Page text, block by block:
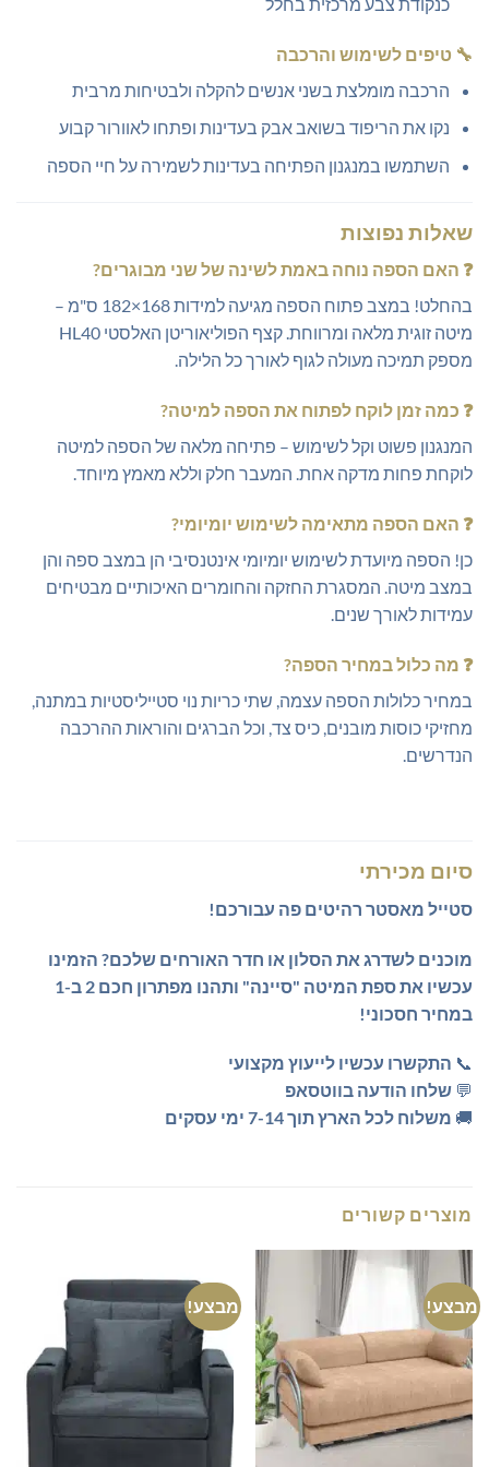
🔧 טיפים לשימוש והרכבה
הרכבה מומלצת בשני אנשים להקלה ולבטיחות מרבית
נקו את הריפוד בשואב אבק בעדינות ופתחו לאוורור קבוע
השתמשו במנגנון הפתיחה בעדינות לשמירה על חיי הספה
שאלות נפוצות
❓ האם הספה נוחה באמת לשינה של שני מבוגרים?
בהחלט! במצב פתוח הספה מגיעה למידות 168×182 ס"מ –
מיטה זוגית מלאה ומרווחת. קצף הפוליאוריטן האלסטי HL40
מספק תמיכה מעולה לגוף לאורך כל הלילה.
❓ כמה זמן לוקח לפתוח את הספה למיטה?
המנגנון פשוט וקל לשימוש – פתיחה מלאה של הספה למיטה
לוקחת פחות מדקה אחת. המעבר חלק וללא מאמץ מיוחד.
❓ האם הספה מתאימה לשימוש יומיומי?
כן! הספה מיועדת לשימוש יומיומי אינטנסיבי הן במצב ספה והן
במצב מיטה. המסגרת החזקה והחומרים האיכותיים מבטיחים
עמידות לאורך שנים.
❓ מה כלול במחיר הספה?
במחיר כלולות הספה עצמה, שתי כריות נוי סטייליסטיות במתנה,
מחזיקי כוסות מובנים, כיס צד, וכל הברגים והוראות ההרכבה
הנדרשים.
סיום מכירתי
סטייל מאסטר רהיטים פה עבורכם!
מוכנים לשדרג את הסלון או חדר האורחים שלכם? הזמינו
עכשיו את ספת המיטה "סיינה" ותהנו מפתרון חכם 2 ב-1
במחיר חסכוני!
📞 התקשרו עכשיו לייעוץ מקצועי
💬 שלחו הודעה בווטסאפ
🚚 משלוח לכל הארץ תוך 7-14 ימי עסקים
מוצרים קשורים
מבצע! מבצע!